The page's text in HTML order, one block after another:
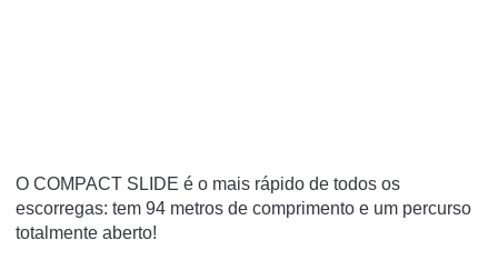
O COMPACT SLIDE é o mais rápido de todos os
escorregas: tem 94 metros de comprimento e um percurso
totalmente aberto!